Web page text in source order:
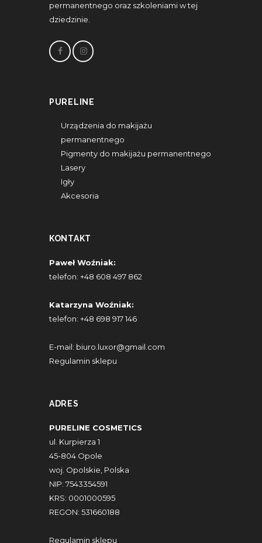
permanentnego oraz szkoleniami w tej
dziedzinie.
PURELINE
Urządzenia do makijażu
permanentnego
Pigmenty do makijażu permanentnego
Lasery
Igły
Akcesoria
KONTAKT
Paweł Woźniak:
telefon: +48 608 497 862
Katarzyna Woźniak:
telefon: +48 698 917 146
E-mail: biuro.luxor@gmail.com
Regulamin sklepu
ADRES
PURELINE COSMETICS
ul. Kurpierza 1
45-804 Opole
woj. Opolskie, Polska
NIP: 7543354591
KRS: 0001000595
REGON: 531660188
Regulamin sklepu